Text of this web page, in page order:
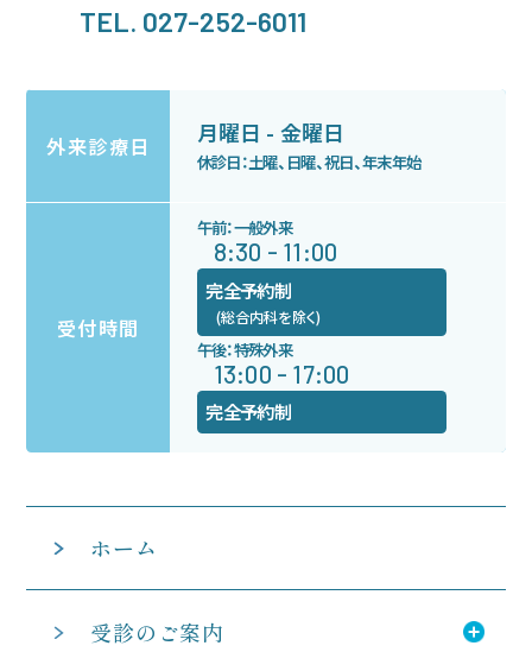
TEL. 027-252-6011
外来診療日 月曜日 - 金曜日
休診日：土曜、日曜、祝日、年末年始
受付時間
午前：一般外来
8:30 - 11:00
完全予約制
(総合内科を除く)
午後：特殊外来
13:00 - 17:00
完全予約制
ホーム
受診のご案内